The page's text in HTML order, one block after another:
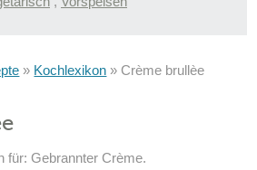
» Kochlexikon »Crème brullèe
für: Gebrannter Crème.